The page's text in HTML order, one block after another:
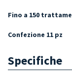
Fino a 150
Confezione 11 pz
Specifiche